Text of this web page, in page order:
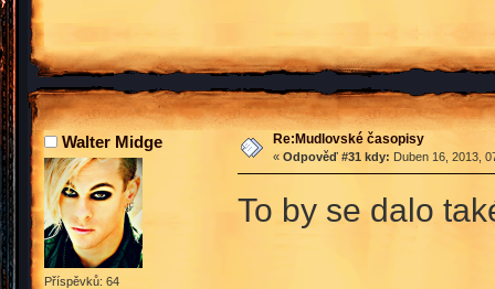
Walter Midge
Příspěvků: 64
Re:Mudlovské časopisy
« Odpověď #31 kdy: Duben 16, 2013,
To by se dalo